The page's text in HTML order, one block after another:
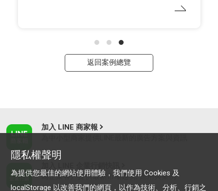
返回案例總覽
加入 LINE 商家報
為企業客戶提供最新市場趨勢, 應用與案例
隱私權聲明
為提供您最佳的網站使用體驗，我們使用 Cookies 及
localStorage 以改善我們的網頁，以作為技術、分析、行銷之